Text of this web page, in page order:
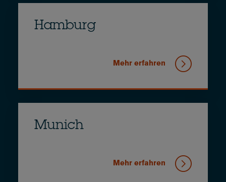
Hamburg
Mehr erfahren
Munich
Mehr erfahren